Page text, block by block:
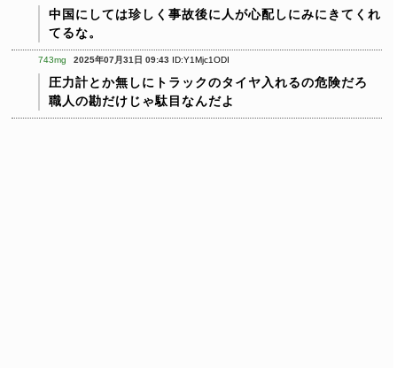
中国にしては珍しく事故後に人が心配しにみにきてくれ
てるな。
743mg 2025年07月31日 09:43 ID:Y1Mjc1ODI
圧力計とか無しにトラックのタイヤ入れるの危険だろ
職人の勘だけじゃ駄目なんだよ